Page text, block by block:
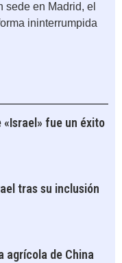
sede en Madrid, el
ininterrumpida
fue un éxito
tras su inclusión
agrícola de China